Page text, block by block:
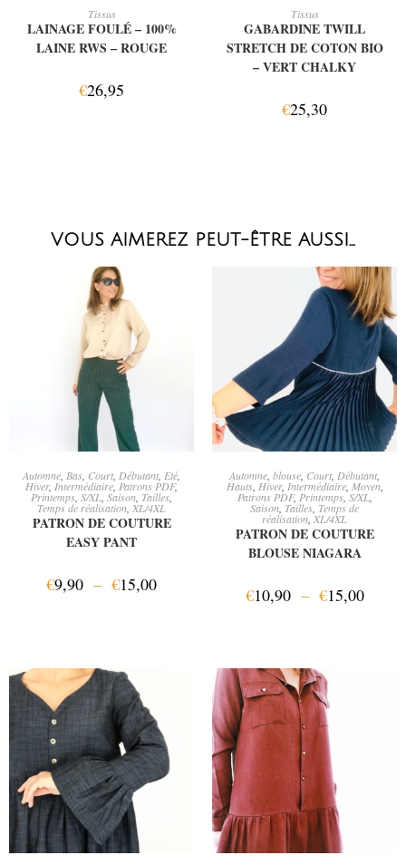
Tissus
LAINAGE FOULÉ – 100%
LAINE RWS – ROUGE
€26,95
Tissus
GABARDINE TWILL
STRETCH DE COTON BIO
– VERT CHALKY
€25,30
VOUS AIMEREZ PEUT-ÊTRE AUSSI…
CHOIX DES OPTIONS
Automne Bas Court Débutant Eté
Hiver, Intermédiaire, Patrons PDF,
Printemps S/XL Saison Tailles
Temps de réalisation XL/4XL
PATRON DE COUTURE
EASY PANT
€9,90 – €15,00
CHOIX DES OPTIONS
Automne blouse Court Débutant
Hauts, Hiver, Intermédiaire, Moyen,
Patrons PDF, Printemps,S/XL,
Saison Tailles Temps de
réalisation ,XL/4XL
PATRON DE COUTURE
BLOUSE NIAGARA
€10,90 – €15,00